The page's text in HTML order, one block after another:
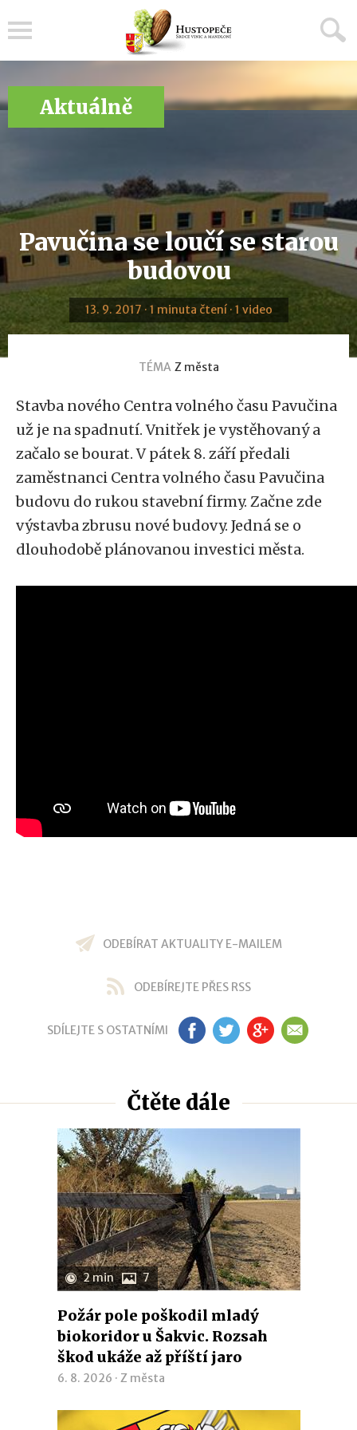
Aktuálně
Pavučina se loučí se starou
budovou
13. 9. 2017 · 1 minuta čtení · 1 video
TÉMA Z města
Stavba nového Centra volného času Pavučina
už je na spadnutí. Vnitřek je vystěhovaný a
začalo se bourat. V pátek 8. září předali
zaměstnanci Centra volného času Pavučina
budovu do rukou stavební firmy. Začne zde
výstavba zbrusu nové budovy. Jedná se o
dlouhodobě plánovanou investici města.
ODEBÍRAT AKTUALITY E-MAILEM
ODEBÍREJTE PŘES RSS
SDÍLEJTE S OSTATNÍMI FB TW GP EM
Čtěte dále
2 min 7
Požár pole poškodil mladý
biokoridor u Šakvic. Rozsah
škod ukáže až příští jaro
6. 8. 2026 · Z města